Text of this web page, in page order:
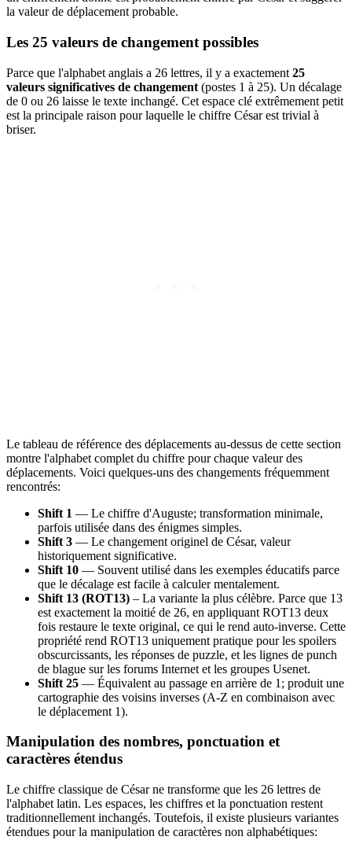
la valeur de déplacement probable.
Les 25 valeurs de changement possibles
Parce que l'alphabet anglais a 26 lettres, il y a exactement 25
valeurs significatives de changement (postes 1 à 25). Un décalage
de 0 ou 26 laisse le texte inchangé. Cet espace clé extrêmement petit
est la principale raison pour laquelle le chiffre César est trivial à
briser.
Le tableau de référence des déplacements au-dessus de cette section
montre l'alphabet complet du chiffre pour chaque valeur des
déplacements. Voici quelques-uns des changements fréquemment
rencontrés:
Shift 1 — Le chiffre d'Auguste; transformation minimale,
parfois utilisée dans des énigmes simples.
Shift 3 — Le changement originel de César, valeur
historiquement significative.
Shift 10 — Souvent utilisé dans les exemples éducatifs parce
que le décalage est facile à calculer mentalement.
Shift 13 (ROT13) – La variante la plus célèbre. Parce que 13
est exactement la moitié de 26, en appliquant ROT13 deux
fois restaure le texte original, ce qui le rend auto-inverse. Cette
propriété rend ROT13 uniquement pratique pour les spoilers
obscurcissants, les réponses de puzzle, et les lignes de punch
de blague sur les forums Internet et les groupes Usenet.
Shift 25 — Équivalent au passage en arrière de 1; produit une
cartographie des voisins inverses (A-Z en combinaison avec
le déplacement 1).
Manipulation des nombres, ponctuation et
caractères étendus
Le chiffre classique de César ne transforme que les 26 lettres de
l'alphabet latin. Les espaces, les chiffres et la ponctuation restent
traditionnellement inchangés. Toutefois, il existe plusieurs variantes
étendues pour la manipulation de caractères non alphabétiques: